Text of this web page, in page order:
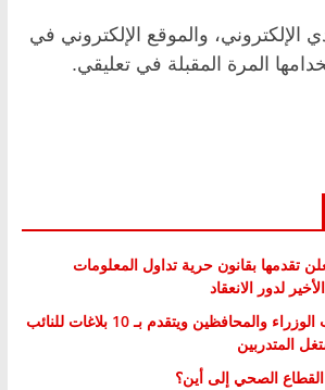
الإلكتروني، والموقع الإلكتروني في
المرة المقبلة في تعليقي.
تقدمها بقانون حرية تداول المعلومات
لدور الانعقاد
نقيب الصحفيين يخاطب الوزراء والمحافظين ويتقدم بـ 10 بلاغات للنائب
المتدربين
الصحي إلى أين؟